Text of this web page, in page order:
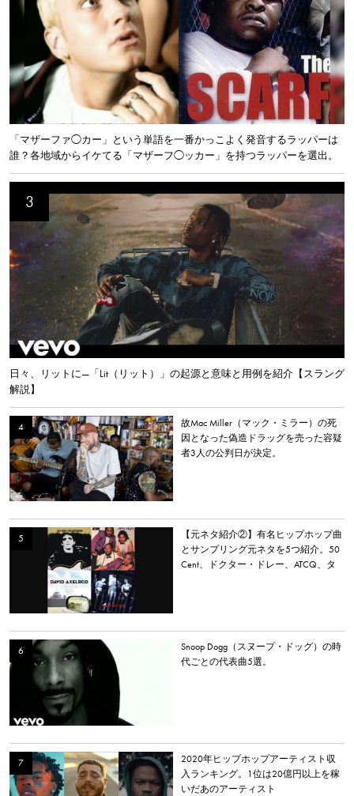
「マザーファ◯カー」という単語を一番かっこよく発音するラッパーは
誰？各地域からイケてる「マザーフ◯ッカー」を持つラッパーを選出。
日々、リットに—「Lit（リット）」の起源と意味と用例を紹介【スラング
解説】
故Mac Miller（マック・ミラー）の死
因となった偽造ドラッグを売った容疑
者3人の公判日が決定。
【元ネタ紹介②】有名ヒップホップ曲
とサンプリング元ネタを5つ紹介。50
Cent、ドクター・ドレー、ATCQ、タ
Snoop Dogg（スヌープ・ドッグ）の時
代ごとの代表曲5選。
2020年ヒップホップアーティスト収
入ランキング。1位は20億円以上を稼
いだあのアーティスト